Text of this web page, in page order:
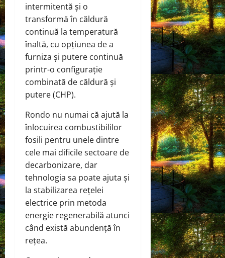
intermitentă și o
transformă în căldură
continuă la temperatură
înaltă, cu opțiunea de a
furniza și putere continuă
printr-o configurație
combinată de căldură și
putere (CHP).
Rondo nu numai că ajută la
înlocuirea combustibililor
fosili pentru unele dintre
cele mai dificile sectoare de
decarbonizare, dar
tehnologia sa poate ajuta și
la stabilizarea rețelei
electrice prin metoda
energie regenerabilă atunci
când există abundență în
rețea.